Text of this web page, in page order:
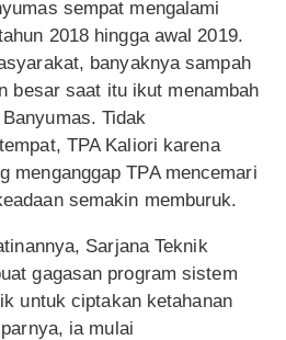
sempat mengalami
2018 hingga awal 2019.
banyaknya sampah
besar saat itu ikut menambah
Tidak
TPA Kaliori karena
menganggap TPA mencemari
semakin memburuk.
Sarjana Teknik
gagasan program sistem
untuk ciptakan ketahanan
ia mulai